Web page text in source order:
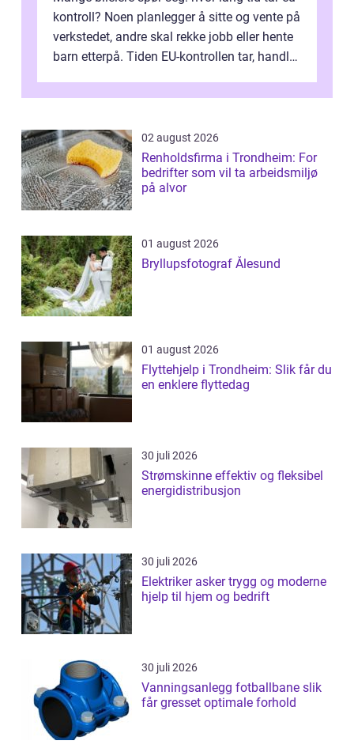
kontroll? Noen planlegger å sitte og vente på
verkstedet, andre skal rekke jobb eller hente
barn etterpå. Tiden EU-kontrollen tar, handler
02 august 2026
Renholdsfirma i Trondheim: For
bedrifter som vil ta arbeidsmiljø
på alvor
01 august 2026
Bryllupsfotograf Ålesund
01 august 2026
Flyttehjelp i Trondheim: Slik får du
en enklere flyttedag
30 juli 2026
Strømskinne effektiv og fleksibel
energidistribusjon
30 juli 2026
Elektriker asker trygg og moderne
hjelp til hjem og bedrift
30 juli 2026
Vanningsanlegg fotballbane slik
får gresset optimale forhold